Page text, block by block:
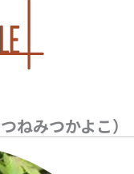
みつかよこ）